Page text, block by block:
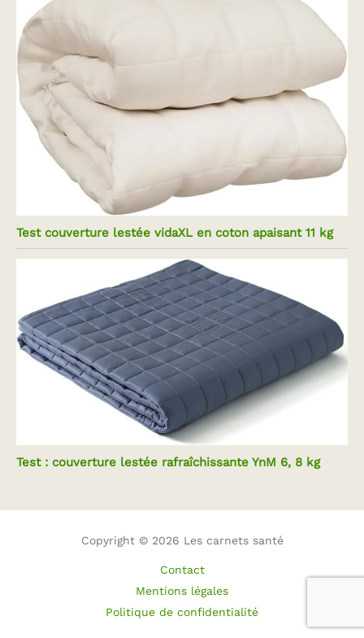
Test couverture lestée vidaXL en coton apaisant 11 kg
Test : couverture lestée rafraîchissante YnM 6, 8 kg
Copyright © 2026 Les carnets santé
Contact
Mentions légales
Politique de confidentialité